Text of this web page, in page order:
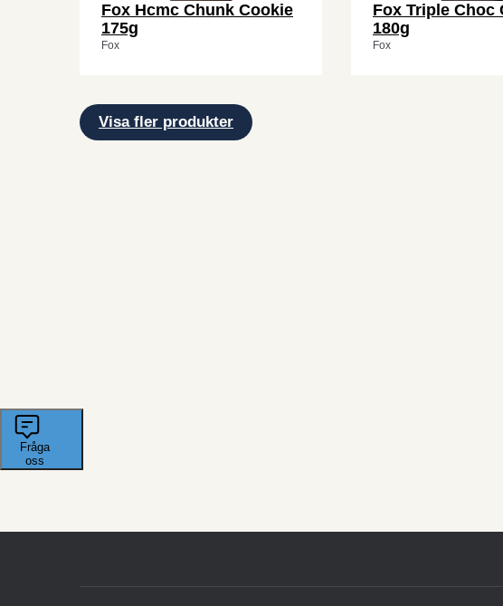
Fox Hcmc Chunk Cookie
175g
Fox
Fox Triple Choc
180g
Fox
Visa fler produkter